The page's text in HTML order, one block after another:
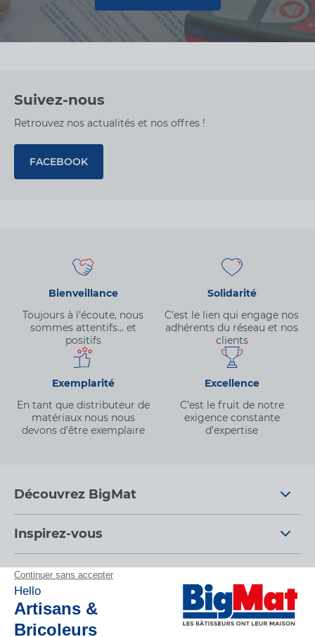
Espace Menuiserie
Suivez-nous
Retrouvez nos actualités et nos offres !
FACEBOOK
Bienveillance
Toujours à l'écoute, nous
sommes attentifs… et
positifs
Solidarité
C’est le lien qui engage nos
adhérents du réseau et nos
clients
Exemplarité
En tant que distributeur de
matériaux nous nous
devons d’être exemplaire
Excellence
C’est le fruit de notre
exigence constante
d’expertise
Découvrez BigMat
Nous rejoindre
Devenez adhérent
Les services BigMat
Nos engagements RSE – BigMat France
Inspirez-vous
Par pièces
Nos catalogues
Nos conseils d'experts
Nos conseils
Nos tutos
Espace adhérent